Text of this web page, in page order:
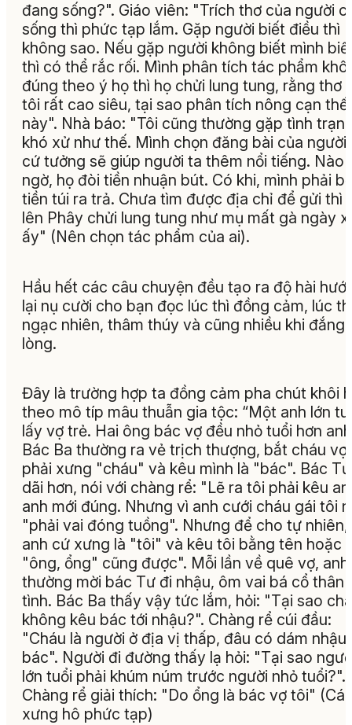
đang sống?". Giáo viên: "Trích thơ của người
sống thì phức tạp lắm. Gặp người biết điều thì
không sao. Nếu gặp người không biết mình
thì có thể rắc rối. Mình phân tích tác phẩm
đúng theo ý họ thì họ chửi lung tung, rằng thơ
tôi rất cao siêu, tại sao phân tích nông cạn thế
này". Nhà báo: "Tôi cũng thường gặp tình
khó xử như thế. Mình chọn đăng bài của người
cứ tưởng sẽ giúp người ta thêm nổi tiếng. Nào
ngờ, họ đòi tiền nhuận bút. Có khi, mình phải
tiền túi ra trả. Chưa tìm được địa chỉ để gửi thì
lên Phây chửi lung tung như mụ mất gà ngày
ấy" (Nên chọn tác phẩm của ai).
Hầu hết các câu chuyện đều tạo ra độ hài
lại nụ cười cho bạn đọc lúc thì đồng cảm, lúc
ngạc nhiên, thâm thúy và cũng nhiều khi đắng
lòng.
Đây là trường hợp ta đồng cảm pha chút khôi
theo mô típ mâu thuẫn gia tộc: “Một anh lớn
lấy vợ trẻ. Hai ông bác vợ đều nhỏ tuổi hơn
Bác Ba thường ra vẻ trịch thượng, bắt cháu vợ
phải xưng "cháu" và kêu mình là "bác". Bác
dãi hơn, nói với chàng rể: "Lẽ ra tôi phải kêu
anh mới đúng. Nhưng vì anh cưới cháu gái tôi
"phải vai đóng tuồng". Nhưng để cho tự nhiên,
anh cứ xưng là "tôi" và kêu tôi bằng tên hoặc
"ông, ổng" cũng được". Mỗi lần về quê vợ, anh
thường mời bác Tư đi nhậu, ôm vai bá cổ thân
tình. Bác Ba thấy vậy tức lắm, hỏi: "Tại sao
không kêu bác tới nhậu?". Chàng rể cúi đầu:
"Cháu là người ở địa vị thấp, đâu có dám nhậu
bác". Người đi đường thấy lạ hỏi: "Tại sao
lớn tuổi phải khúm núm trước người nhỏ tuổi?".
Chàng rể giải thích: "Do ổng là bác vợ tôi"
xưng hô phức tạp)